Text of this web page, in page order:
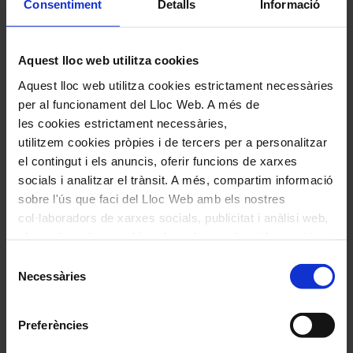
Consentiment Detalls Informació
Aquest lloc web utilitza cookies
Aquest lloc web utilitza cookies estrictament necessàries
per al funcionament del Lloc Web. A més de
les cookies estrictament necessàries,
utilitzem cookies pròpies i de tercers per a personalitzar
el contingut i els anuncis, oferir funcions de xarxes
socials i analitzar el trànsit. A més, compartim informació
sobre l'ús que faci del Lloc Web amb els nostres
col·laboradors de xarxes socials, publicitat i anàlisi web,
de l'ús que hagi fet dels seus serveis. En el quadre
inferior pot “Permetre totes les cookies” o seleccionar el
"Permetre la selecció". Si vol més informació visiti la
Necessàries
Preferències